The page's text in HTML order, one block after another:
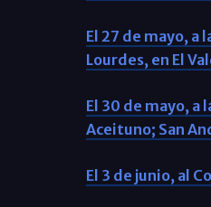
El 27 de mayo, a
Lourdes, en El
El 30 de mayo, a
Aceituno; San
El 3 de junio, al